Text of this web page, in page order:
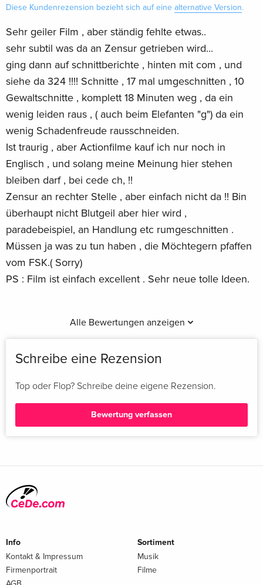
Diese Kundenrezension bezieht sich auf eine alternative Version.
Sehr geiler Film , aber ständig fehlte etwas..
sehr subtil was da an Zensur getrieben wird...
ging dann auf schnittberichte , hinten mit com , und
siehe da 324 !!!! Schnitte , 17 mal umgeschnitten , 10
Gewaltschnitte , komplett 18 Minuten weg , da ein
wenig leiden raus , ( auch beim Elefanten "g") da ein
wenig Schadenfreude rausschneiden.
Ist traurig , aber Actionfilme kauf ich nur noch in
Englisch , und solang meine Meinung hier stehen
bleiben darf , bei cede ch, !!
Zensur an rechter Stelle , aber einfach nicht da !! Bin
überhaupt nicht Blutgeil aber hier wird ,
paradebeispiel, an Handlung etc rumgeschnitten .
Müssen ja was zu tun haben , die Möchtegern pfaffen
vom FSK.( Sorry)
PS : Film ist einfach excellent . Sehr neue tolle Ideen.
Alle Bewertungen anzeigen
Schreibe eine Rezension
Top oder Flop? Schreibe deine eigene Rezension.
Bewertung verfassen
Info
Kontakt & Impressum
Firmenportrait
Sortiment
Musik
Filme